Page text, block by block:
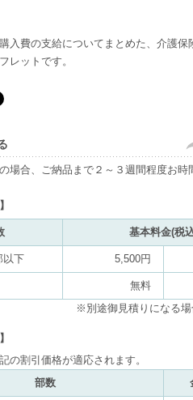
入費の支給についてまとめた、介護保
レットです。
場合、ご納品まで２～３週間程度お時
基本料金(税
以下 5,500円
無料
※別途御見積りになる場
の割引価格が適応されます。
部数